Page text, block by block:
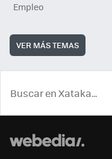
Empleo
VER MÁS TEMAS